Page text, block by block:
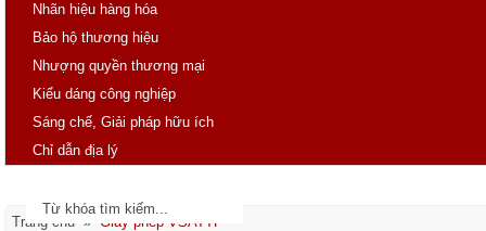
Nhãn hiệu hàng hóa
Bảo hộ thương hiệu
Nhượng quyền thương mại
Kiểu dáng công nghiệp
Sáng chế, Giải pháp hữu ích
Chỉ dẫn địa lý
Trang chủ » Giấy phép VSATTP